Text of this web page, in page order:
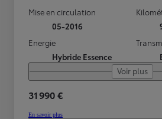
Mise en circulation
05-2016
Energie
Hybride Essence
Voir plus
31 990 €
En savoir plus